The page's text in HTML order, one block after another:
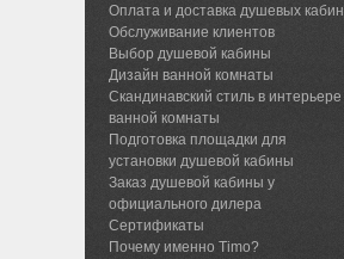
Оплата и доставка душевых кабин
Обслуживание клиентов
Выбор душевой кабины
Дизайн ванной комнаты
Скандинавский стиль в интерьере
ванной комнаты
Подготовка площадки для
установки душевой кабины
Заказ душевой кабины у
официального дилера
Сертификаты
Почему именно Timo?